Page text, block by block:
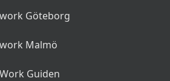
Göteborg
Malmö
Guiden